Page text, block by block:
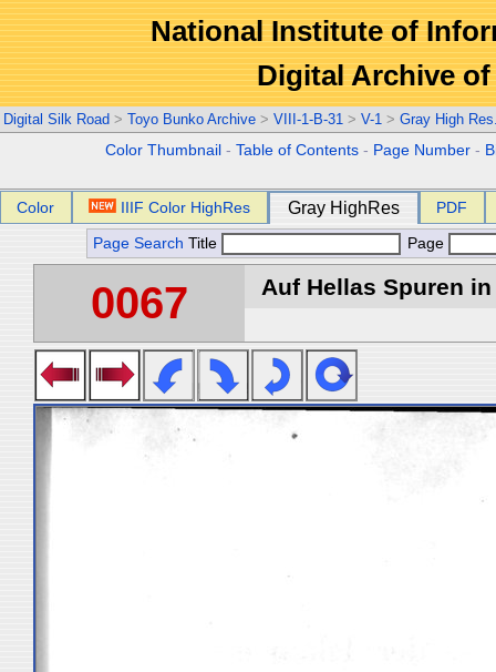
National Institute of
Digital Archive
Digital Silk Road > Toyo Bunko Archive > VIII-1-B-31 > V-1 > Gray High
Color Thumbnail -Table of Contents - Page Number -
Color IIIF Color HighRes Gray HighRes PDF
Page Search Title Page
0067 Auf Hellas Spuren